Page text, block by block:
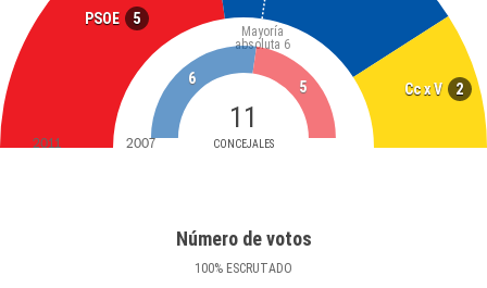
PSOE 5
Cc x V 2
11
CONCEJALES
Mayoría
absoluta 6
6 5
2011 2007
Número de votos
100% ESCRUTADO